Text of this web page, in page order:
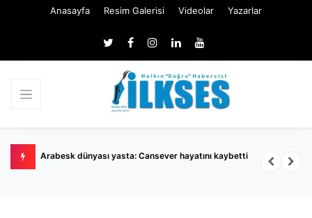
Anasayfa Resim Galerisi Videolar Yazarlar
Arabesk dünyası yasta: Cansever hayatını kaybetti